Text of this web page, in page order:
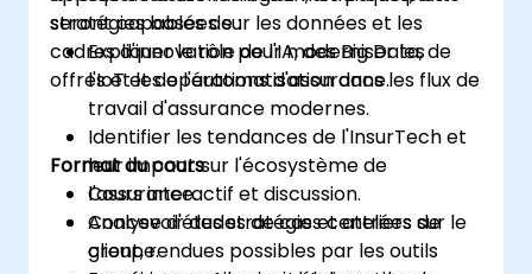
stratégies basées sur les données et les
cadres d'innovation pour moderniser les
offres et les opérations d'assurance.
seront capables de :
Expliquer le rôle de l'IA, des Big Data, de
l'IoT et de l'automatisation dans les flux de
travail d'assurance modernes.
Identifier les tendances de l'InsurTech et
leur impact sur l'écosystème de
l'assurance.
Concevoir des stratégies centrées sur le
client, rendues possibles par les outils
Format du cours
Cours interactif et discussion.
Analyse d'études de cas et ateliers de
groupe.